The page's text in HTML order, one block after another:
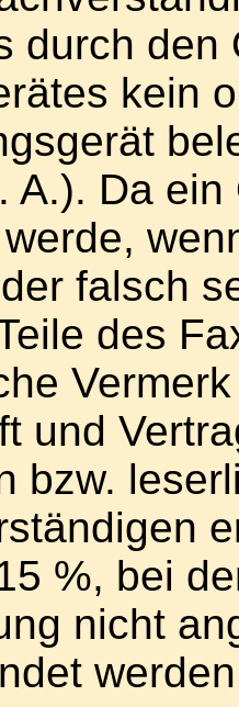
durch den
kein
A.). Da
falsch
des
und
bzw.
%, bei
nicht